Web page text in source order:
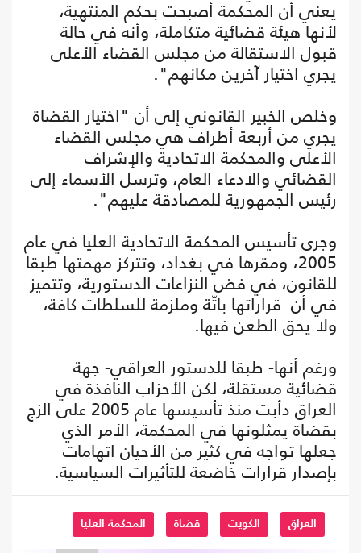
يعني أن المحكمة أصبحت بحكم المنتهية،
لأنها هيئة قضائية متكاملة، وأنه في حالة
قبول الاستقالة من مجلس القضاء الأعلى
يجري اختيار آخرين مكانهم".
وخلص الخبير القانوني إلى أن "اختيار القضاة
يجري من أربعة أطراف هي مجلس القضاء
الأعلى والمحكمة الاتحادية والإشراف
القضائي والادعاء العام، وترسل الأسماء إلى
رئيس الجمهورية للمصادقة عليهم".
وجرى تأسيس المحكمة الاتحادية العليا في عام
2005، ومقرها في بغداد، وتتركز مهمتها طبقا
للقانون، في فض النزاعات الدستورية، وتتميز
في أن قراراتها باتّة وملزمة للسلطات كافة،
ولا يحق الطعن فيها.
ورغم أنها- طبقا للدستور العراقي- جهة
قضائية مستقلة، لكن الأحزاب النافذة في
العراق دأبت منذ تأسيسها عام 2005 على الزج
بقضاة يمثلونها في المحكمة، الأمر الذي
جعلها تواجه في كثير من الأحيان اتهامات
بإصدار قرارات خاضعة للتأثيرات السياسية.
العراق الكويت قضاة المحكمة العليا